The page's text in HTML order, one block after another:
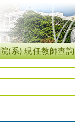
(系) 現任教師查詢